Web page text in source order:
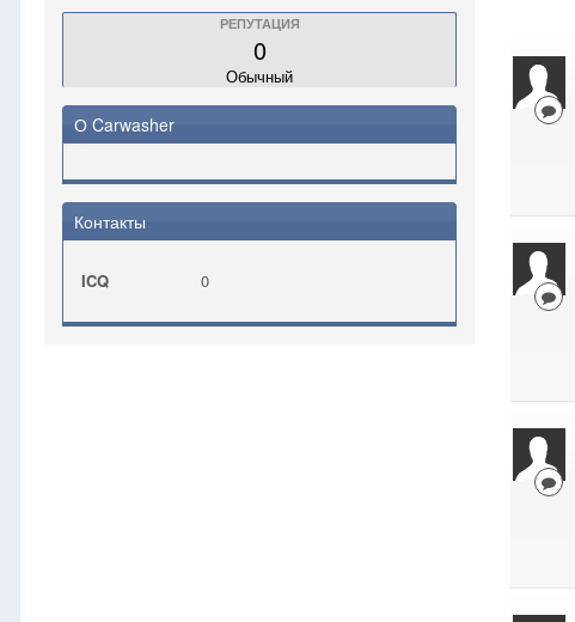
РЕПУТАЦИЯ
0
Обычный
О Carwasher
Контакты
ICQ 0